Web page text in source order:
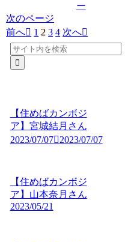
ー
次のページ
前へ
1 2 3 4 次へ
【住めばカンボジ
ア】宮城結月さん
2023/07/07
2023/07/07
【住めばカンボジ
ア】山本奈月さん
2023/05/21